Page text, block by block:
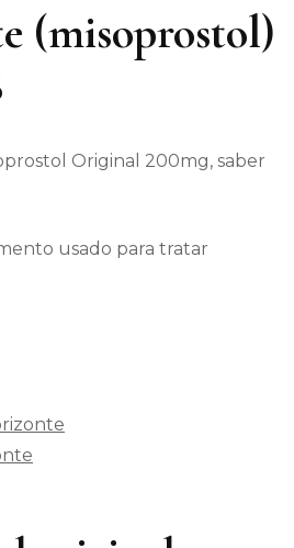
(misoprostol)
Original 200mg, saber
usado para tratar